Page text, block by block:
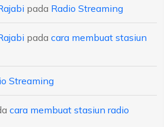
pada Radio Streaming
pada cara membuat stasiun
Streaming
cara membuat stasiun radio